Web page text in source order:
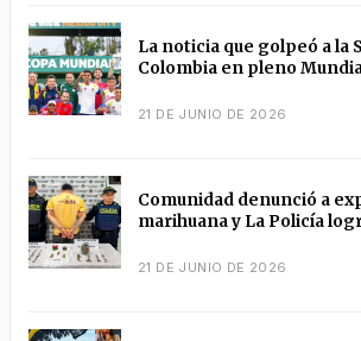
La noticia que golpeó a la
Colombia en pleno
21 DE JUNIO DE 2026
Comunidad denunció a
marihuana y La Policía
21 DE JUNIO DE 2026